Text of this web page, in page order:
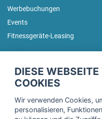
Werbebuchungen
Events
Fitnessgeräte-Leasing
Trage dich hier für unseren
DIESE
COOKIES
Wir verwenden Cookies,
personalisieren,